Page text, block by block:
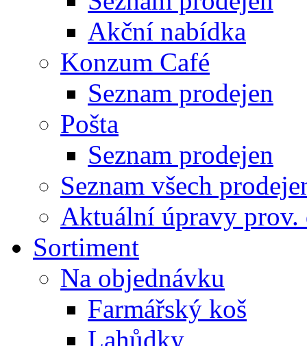
Akční nabídka
Konzum Café
Seznam prodejen
Pošta
Seznam prodejen
Seznam všech
Aktuální úpravy prov.
Sortiment
Na objednávku
Farmářský koš
Lahůdky